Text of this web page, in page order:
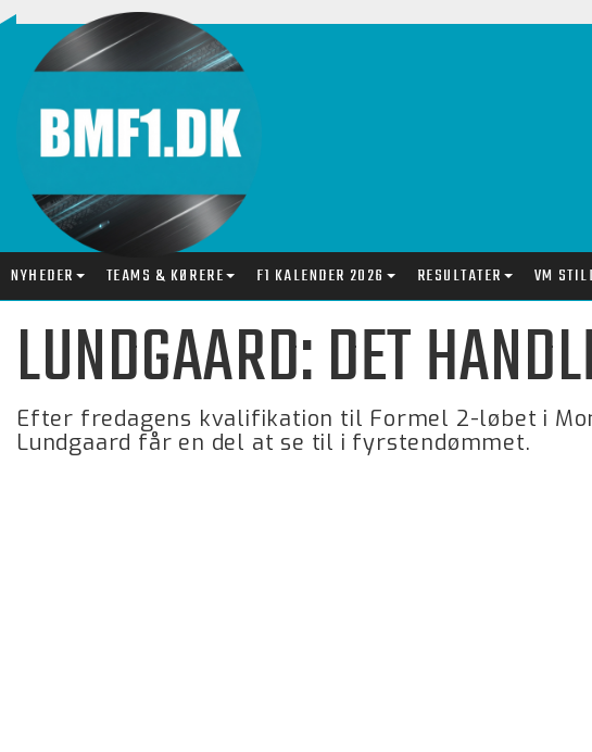
NYHEDER TEAMS & KØRERE F1 KALENDER 2026 RESULTATER VM
LUNDGAARD: DET
Efter fredagens kvalifikation til Formel 2-løbet i
Lundgaard får en del at se til i fyrstendømmet.